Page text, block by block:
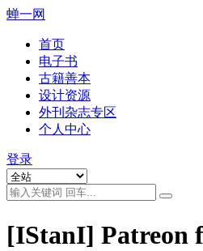
蝉一网
首页
电子书
古籍善本
设计资源
外刊杂志专区
个人中心
登录
[IStanI] Patreon